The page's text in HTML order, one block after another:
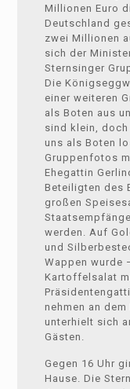
Millionen Euro
Deutschland
zwei Millionen
sich der
Sternsinger
Die
einer weiteren
als Boten aus
sind klein,
uns als Boten
Gruppenfotos
Ehegattin
Beteiligten des
großen
werden. Auf
und
Wappen wurde
Kartoffelsalat
nehmen an
unterhielt sich
Gästen.
Gegen 16 Uhr
Hause. Die